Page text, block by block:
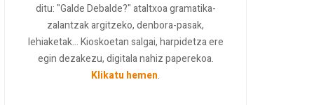
ditu: "Galde Debalde?" ataltxoa gramatika-
zalantzak argitzeko, denbora-pasak,
lehiaketak... Kioskoetan salgai, harpidetza ere
egin dezakezu, digitala nahiz paperekoa.
Klikatu hemen.